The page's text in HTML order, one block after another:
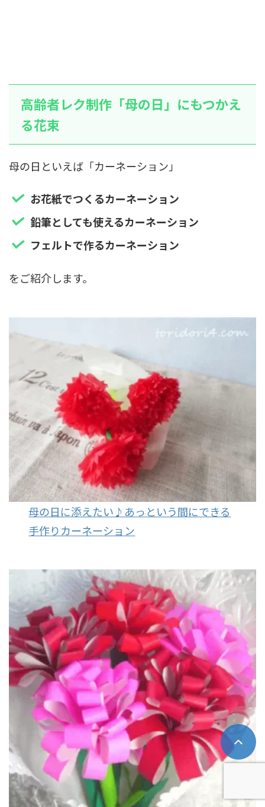
高齢者レク制作「母の日」にもつかえ
る花束
母の日といえば「カーネーション」
お花紙でつくるカーネーション
鉛筆としても使えるカーネーション
フェルトで作るカーネーション
をご紹介します。
母の日に添えたい♪あっという間にできる
手作りカーネーション